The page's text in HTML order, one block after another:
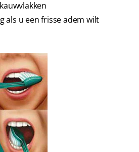
als u een frisse adem wilt